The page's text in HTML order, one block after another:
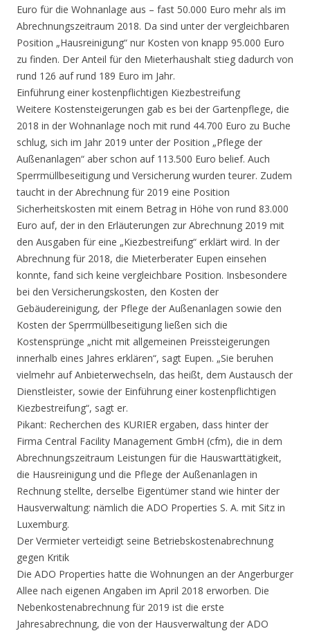
Euro für die Wohnanlage aus – fast 50.000 Euro mehr als im
Abrechnungszeitraum 2018. Da sind unter der vergleichbaren
Position „Hausreinigung“ nur Kosten von knapp 95.000 Euro
zu finden. Der Anteil für den Mieterhaushalt stieg dadurch von
rund 126 auf rund 189 Euro im Jahr.
Einführung einer kostenpflichtigen Kiezbestreifung
Weitere Kostensteigerungen gab es bei der Gartenpflege, die
2018 in der Wohnanlage noch mit rund 44.700 Euro zu Buche
schlug, sich im Jahr 2019 unter der Position „Pflege der
Außenanlagen“ aber schon auf 113.500 Euro belief. Auch
Sperrmüllbeseitigung und Versicherung wurden teurer. Zudem
taucht in der Abrechnung für 2019 eine Position
Sicherheitskosten mit einem Betrag in Höhe von rund 83.000
Euro auf, der in den Erläuterungen zur Abrechnung 2019 mit
den Ausgaben für eine „Kiezbestreifung“ erklärt wird. In der
Abrechnung für 2018, die Mieterberater Eupen einsehen
konnte, fand sich keine vergleichbare Position. Insbesondere
bei den Versicherungskosten, den Kosten der
Gebäudereinigung, der Pflege der Außenanlagen sowie den
Kosten der Sperrmüllbeseitigung ließen sich die
Kostensprünge „nicht mit allgemeinen Preissteigerungen
innerhalb eines Jahres erklären“, sagt Eupen. „Sie beruhen
vielmehr auf Anbieterwechseln, das heißt, dem Austausch der
Dienstleister, sowie der Einführung einer kostenpflichtigen
Kiezbestreifung“, sagt er.
Pikant: Recherchen des KURIER ergaben, dass hinter der
Firma Central Facility Management GmbH (cfm), die in dem
Abrechnungszeitraum Leistungen für die Hauswarttätigkeit,
die Hausreinigung und die Pflege der Außenanlagen in
Rechnung stellte, derselbe Eigentümer stand wie hinter der
Hausverwaltung: nämlich die ADO Properties S. A. mit Sitz in
Luxemburg.
Der Vermieter verteidigt seine Betriebskostenabrechnung
gegen Kritik
Die ADO Properties hatte die Wohnungen an der Angerburger
Allee nach eigenen Angaben im April 2018 erworben. Die
Nebenkostenabrechnung für 2019 ist die erste
Jahresabrechnung, die von der Hausverwaltung der ADO